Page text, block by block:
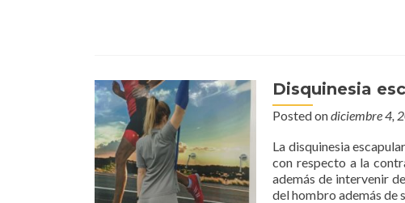
Disquinesia
Posted ondiciembre 4,
La disquinesia
con respecto a la
además de intervenir
del hombro además de